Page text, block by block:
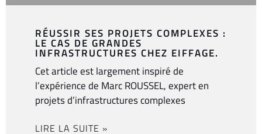
RÉUSSIR SES PROJETS COMPLEXES :
LE CAS DE GRANDES
INFRASTRUCTURES CHEZ EIFFAGE.
Cet article est largement inspiré de
l’expérience de Marc ROUSSEL, expert en
projets d’infrastructures complexes
LIRE LA SUITE »